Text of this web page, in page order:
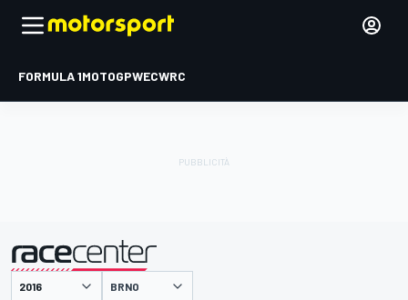
FORMULA 1MOTOGPWECWRC
presentato da BRNO